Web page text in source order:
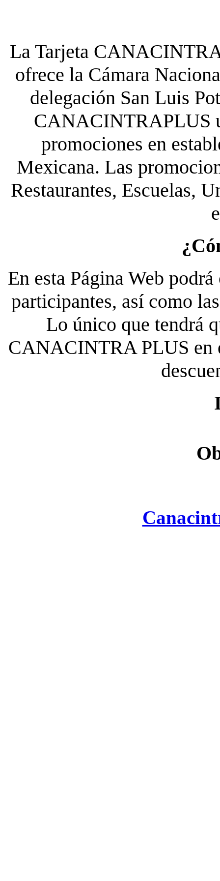
La Tarjeta
ofrece la Cámara
delegación San Luis
CANACINTRAPLUS
promociones en
Mexicana. Las
Restaurantes, Escuelas,
En esta Página Web
participantes, así como
Lo único que tendrá
CANACINTRA PLUS en